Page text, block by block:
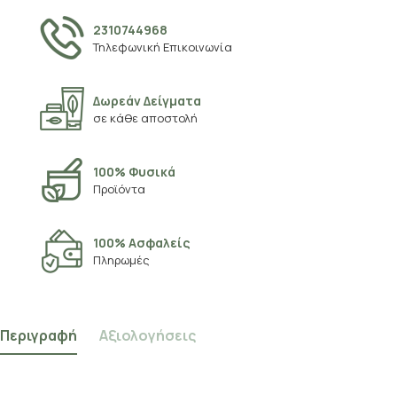
2310744968
Τηλεφωνική Επικοινωνία
Δωρεάν Δείγματα
σε κάθε αποστολή
100% Φυσικά
Προϊόντα
100% Ασφαλείς
Πληρωμές
Περιγραφή Αξιολογήσεις